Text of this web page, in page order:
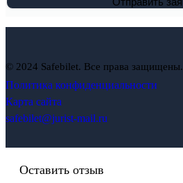
© 2024 Safebilet. Все права защищены.
Политика конфиденциальности
Карта сайта
safebilet@jurist-mail.ru
Оставить отзыв